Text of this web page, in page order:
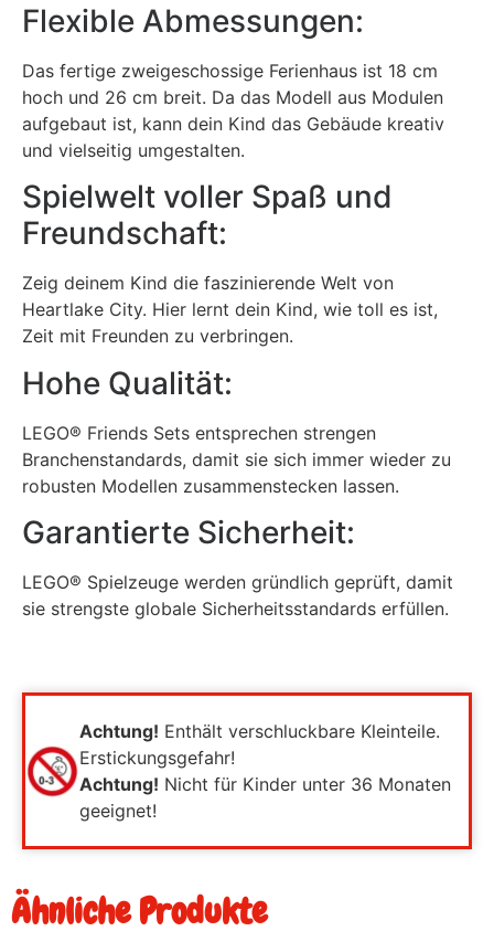
Flexible Abmessungen:
Das fertige zweigeschossige Ferienhaus ist 18 cm
hoch und 26 cm breit. Da das Modell aus Modulen
aufgebaut ist, kann dein Kind das Gebäude kreativ
und vielseitig umgestalten.
Spielwelt voller Spaß und
Freundschaft:
Zeig deinem Kind die faszinierende Welt von
Heartlake City. Hier lernt dein Kind, wie toll es ist,
Zeit mit Freunden zu verbringen.
Hohe Qualität:
LEGO® Friends Sets entsprechen strengen
Branchenstandards, damit sie sich immer wieder zu
robusten Modellen zusammenstecken lassen.
Garantierte Sicherheit:
LEGO® Spielzeuge werden gründlich geprüft, damit
sie strengste globale Sicherheitsstandards erfüllen.
Achtung! Enthält verschluckbare Kleinteile.
Erstickungsgefahr!
Achtung! Nicht für Kinder unter 36 Monaten
geeignet!
Ähnliche Produkte